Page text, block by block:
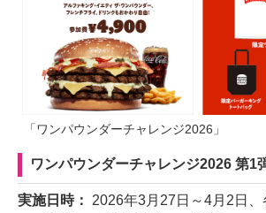
「ワンパウンダーチャレンジ2026」
ワンパウンダーチャレンジ2026 第1
実施日時： 2026年3月27日～4月2日